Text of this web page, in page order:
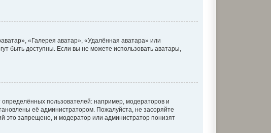
«Галерея аватар», «Удалённая аватара» или
быть доступны. Если вы не можете использовать аватары,
пользователей: например, модераторов и
её администратором. Пожалуйста, не засоряйте
это запрещено, и модератор или администратор понизят